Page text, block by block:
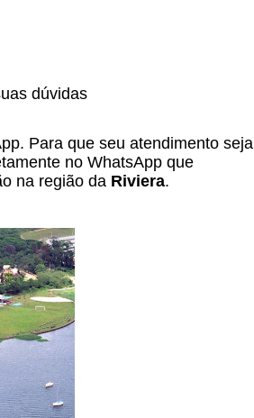
dúvidas
Para que seu atendimento seja
no WhatsApp que
na região da Riviera.